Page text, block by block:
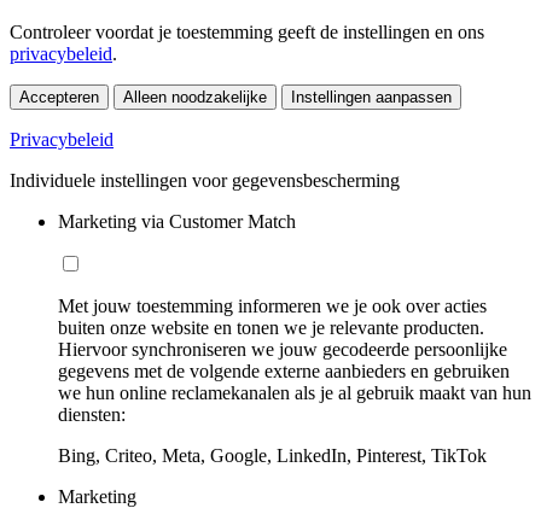
Controleer voordat je toestemming geeft de instellingen en ons
privacybeleid.
Accepteren Alleen noodzakelijke Instellingen aanpassen
Privacybeleid
Individuele instellingen voor gegevensbescherming
Marketing via Customer Match
Met jouw toestemming informeren we je ook over acties
buiten onze website en tonen we je relevante producten.
Hiervoor synchroniseren we jouw gecodeerde persoonlijke
gegevens met de volgende externe aanbieders en gebruiken
we hun online reclamekanalen als je al gebruik maakt van hun
diensten:
Bing, Criteo, Meta, Google, LinkedIn, Pinterest, TikTok
Marketing